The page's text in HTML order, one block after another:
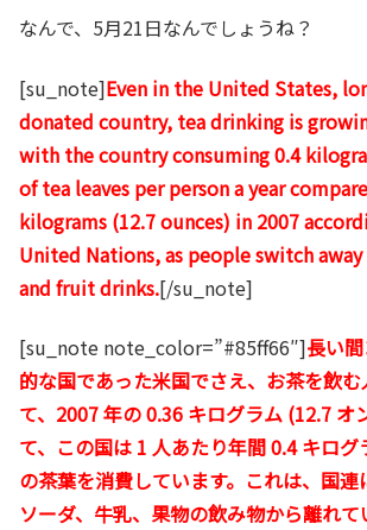
なんで、5月21日なんでしょうね？
[su_note]Even in the United States,
donated country, tea drinking is
with the country consuming 0.4
of tea leaves per person a year
kilograms (12.7 ounces) in 2007
United Nations, as people switch
and fruit drinks.[/su_note]
[su_note note_color=”#85ff66″]長い
的な国であった米国でさえ、お茶を飲
て、2007 年の 0.36 キログラム (12.7 オ
て、この国は 1 人あたり年間 0.4 キロ
の茶葉を消費しています。これは、国
ソーダ、牛乳、果物の飲み物から離れて